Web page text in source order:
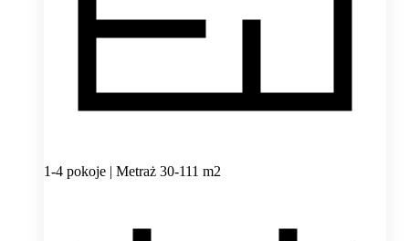
1-4 pokoje | Metraż 30-111 m2